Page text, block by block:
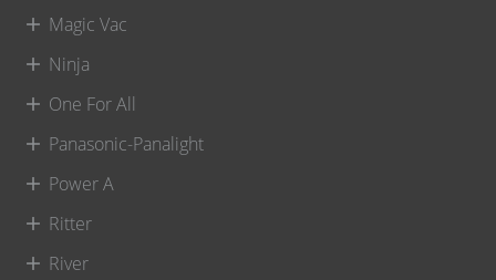
Magic Vac
Ninja
One For All
Panasonic-Panalight
Power A
Ritter
River